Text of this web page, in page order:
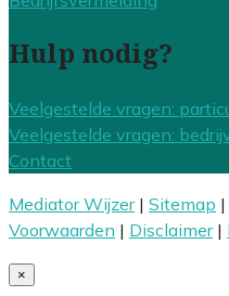
Hulp nodig?
Veelgestelde vragen:
Veelgestelde vragen:
Contact
Mediator Wijzer| Sitemap |
Voorwaarden | Disclaimer|
×